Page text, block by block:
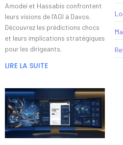
Amodei et Hassabis confrontent
leurs visions de l’AGI à Davos.
Découvrez les prédictions chocs
et leurs implications stratégiques
pour les dirigeants.
LIRE LA SUITE